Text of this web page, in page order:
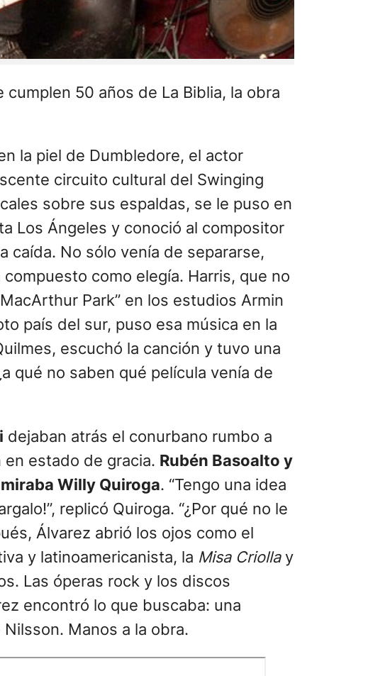
50 años de La Biblia, la obra
la piel de Dumbledore, el actor
circuito cultural del Swinging
sobre sus espaldas, se le puso en
Los Ángeles y conoció al compositor
caída. No sólo venía de separarse,
como elegía. Harris, que no
Park” en los estudios Armin
país del sur, puso esa música en la
escuchó la canción y tuvo una
qué no saben qué película venía de
dejaban atrás el conurbano rumbo a
estado de gracia. Rubén Basoalto y
Willy Quiroga. “Tengo una idea
replicó Quiroga. “¿Por qué no le
Álvarez abrió los ojos como el
y latinoamericanista, la Misa Criollay
Las óperas rock y los discos
encontró lo que buscaba: una
Manos a la obra.